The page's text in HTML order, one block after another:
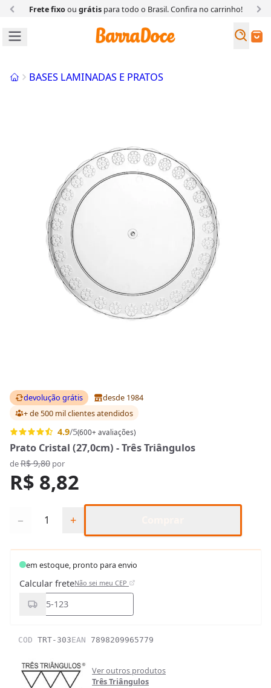
Frete fixoou grátispara todo o Brasil. Confira no carrinho!
Buscar
InícioBASES LAMINADAS E PRATOS
devolução grátis
desde 1984
+ de 500 mil clientesatendidos
4.9/5(600+ avaliações)
Prato Cristal (27,0cm) - Três Triângulos
deR$ 9,80por
R$ 8,82
− +
em estoque, pronto para envio
Calcular freteNão sei meu CEP
COD TRT-303EAN 7898209965779
Ver outros produtos
Três Triângulos